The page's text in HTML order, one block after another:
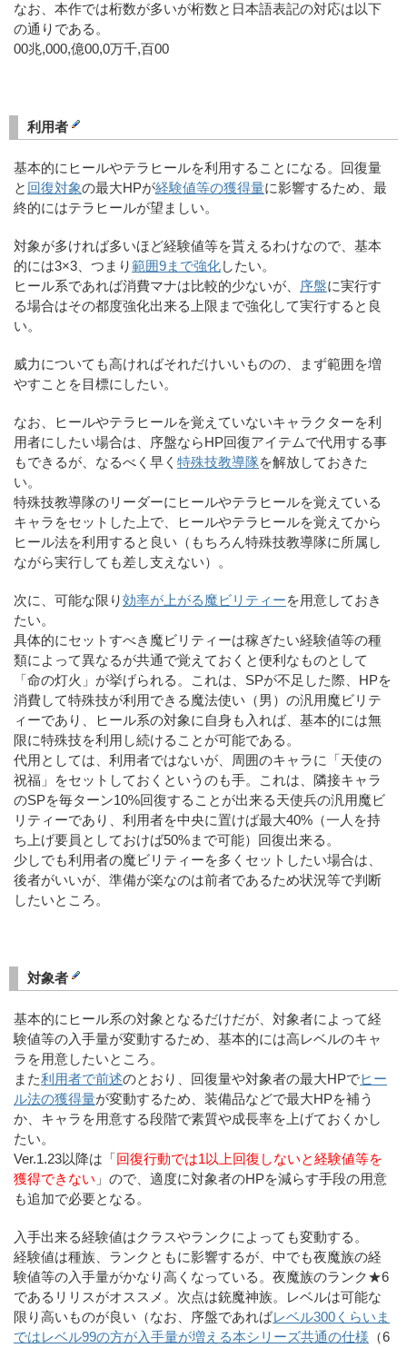
なお、本作では桁数が多いが桁数と日本語表記の対応は以下
の通りである。
00兆,000,億00,0万千,百00
利用者
基本的にヒールやテラヒールを利用することになる。回復量
と 回復対象の最大HPが経験値等の獲得量に影響するため、最
終的にはテラヒールが望ましい。
対象が多ければ多いほど経験値等を貰えるわけなので、基本
的には3×3、つまり範囲9まで強化したい。
ヒール系であれば消費マナは比較的少ないが、
序盤に実行す
る場合はその都度強化出来る上限まで強化して実行すると良
い。
威力についても高ければそれだけいいものの、まず範囲を増
やすことを目標にしたい。
なお、ヒールやテラヒールを覚えていないキャラクターを利
用者にしたい場合は、序盤ならHP回復アイテムで代用する事
もできるが、なるべく早く 特殊技教導隊を解放しておきた
い。
特殊技教導隊のリーダーにヒールやテラヒールを覚えている
キャラをセットした上で、ヒールやテラヒールを覚えてから
ヒール法を利用すると良い（もちろん特殊技教導隊に所属し
ながら実行しても差し支えない）。
次に、可能な限り効率が上がる魔ビリティーを用意しておき
たい。
具体的にセットすべき魔ビリティーは稼ぎたい経験値等の種
類によって異なるが共通で覚えておくと便利なものとして
「命の灯火」が挙げられる。これは、SPが不足した際、HPを
消費して特殊技が利用できる魔法使い（男）の汎用魔ビリテ
ィーであり、ヒール系の対象に自身も入れば、基本的には無
限に特殊技を利用し続けることが可能である。
代用としては、利用者ではないが、周囲のキャラに「天使の
祝福」をセットしておくというのも手。これは、隣接キャラ
のSPを毎ターン10%回復することが出来る天使兵の汎用魔ビ
リティーであり、利用者を中央に置けば最大40%（一人を持
ち上げ要員としておけば50%まで可能）回復出来る。
少しでも利用者の魔ビリティーを多くセットしたい場合は、
後者がいいが、準備が楽なのは前者であるため状況等で判断
したいところ。
対象者
基本的にヒール系の対象となるだけだが、対象者によって経
験値等の入手量が変動するため、基本的には高レベルのキャ
ラを用意したいところ。
また利用者で前述のとおり、回復量や対象者の最大HPでヒー
ル法の獲得量が変動するため、装備品などで最大HPを補う
か、キャラを用意する段階で素質や成長率を上げておくかし
たい。
Ver.1.23以降は「回復行動では1以上回復しないと経験値等を
獲得できない 」ので、適度に対象者のHPを減らす手段の用意
も追加で必要となる。
入手出来る経験値はクラスやランクによっても変動する。
経験値は種族、ランクともに影響するが、中でも夜魔族の経
験値等の入手量がかなり高くなっている。夜魔族のランク★6
であるリリスがオススメ。次点は銃魔神族。レベルは可能な
限り高いものが良い（なお、序盤であればレベル300くらいま
ではレベル99の方が入手量が増える本シリーズ共通の仕様 （6